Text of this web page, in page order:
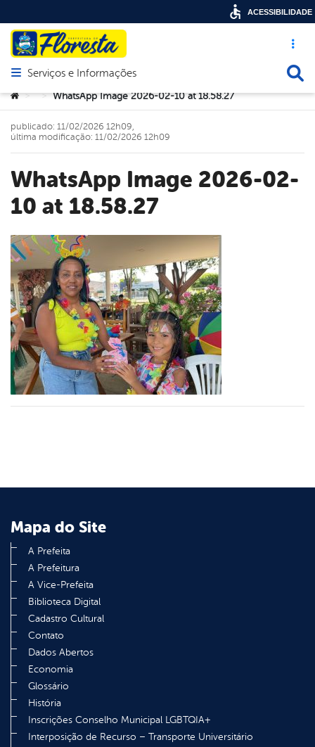
Acesso
Abrir menu principal de navegação
Serviços e Informações
Você está aqui:
> > WhatsApp Image 2026-02-10 at 18.58.27
WhatsApp Image 2026-02-
10 at 18.58.27
publicado: 11/02/2026 12h09,
última modificação: 11/02/2026 12h09
Mapa do Site
A Prefeita
A Prefeitura
A Vice-Prefeita
Biblioteca Digital
Cadastro Cultural
Contato
Dados Abertos
Economia
Glossário
História
Inscrições Conselho Municipal LGBTQIA+
Interposição de Recurso – Transporte Universitário
ACESSIBILIDADE